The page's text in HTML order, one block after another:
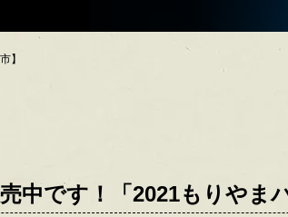
】
中です！「2021もりやま